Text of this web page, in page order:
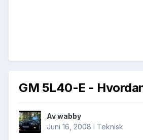
GM 5L40-E -
Avwabby
Juni 16, 2008 i Teknisk